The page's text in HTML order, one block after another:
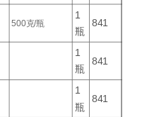
500克/瓶
1
瓶
841
1
瓶
841
1
瓶
841